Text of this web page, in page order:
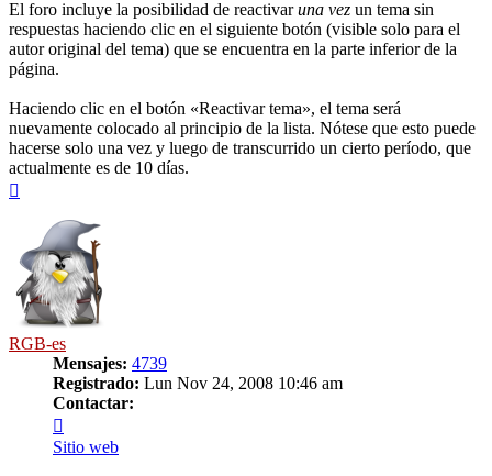
El foro incluye la posibilidad de reactivaruna vez un tema sin
respuestas haciendo clic en el siguiente botón (visible solo para el
autor original del tema) que se encuentra en la parte inferior de la
página.
Haciendo clic en el botón «Reactivar tema», el tema será
nuevamente colocado al principio de la lista. Nótese que esto puede
hacerse solo una vez y luego de transcurrido un cierto período, que
actualmente es de 10 días.
RGB-es
Mensajes: 4739
Registrado: Lun Nov 24, 2008 10:46 am
Contactar:
RGB-
es
Sitio web